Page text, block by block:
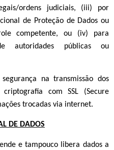
ordens judiciais, (iii) por
de Proteção de Dados ou
competente, ou (iv) para
autoridades públicas ou
na transmissão dos
com SSL (Secure
trocadas via internet.
DE DADOS
e tampouco libera dados a